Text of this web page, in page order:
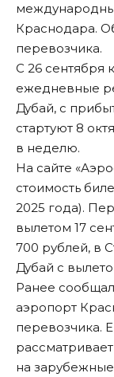
Краснодара.
перевозчика.
С 26 сентября
ежедневные
Дубай, с
стартуют 8
в неделю.
На сайте
стоимость
2025 года).
вылетом 17
700 рублей, в
Дубай с
Ранее
аэропорт
перевозчика.
на